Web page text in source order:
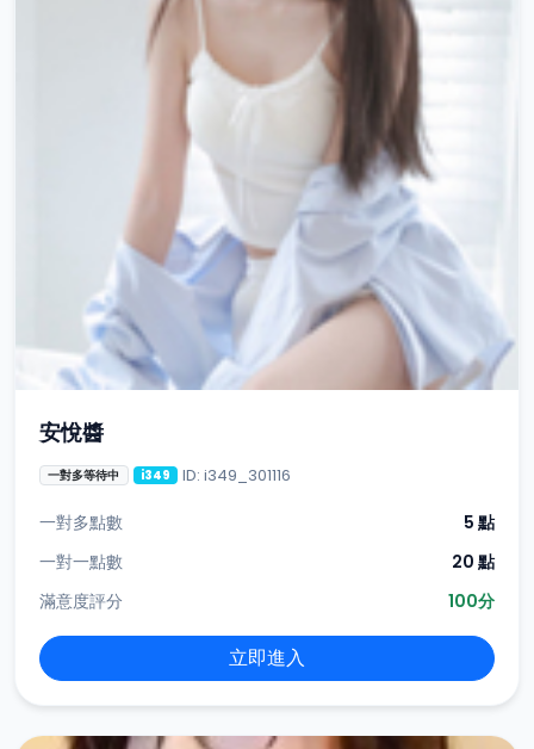
安悅醬
一對多等待中 i349 ID: i349_301116
一對多點數
5 點
一對一點數
20 點
滿意度評分
100分
立即進入